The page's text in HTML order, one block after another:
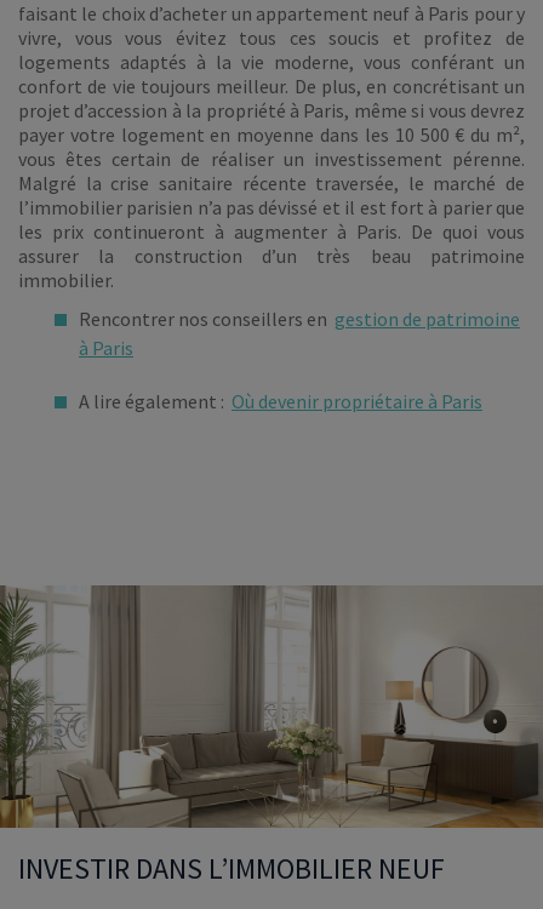
faisant le choix d’acheter un appartement neuf à Paris pour y
vivre, vous vous évitez tous ces soucis et profitez de
logements adaptés à la vie moderne, vous conférant un
confort de vie toujours meilleur. De plus, en concrétisant un
projet d’accession à la propriété à Paris, même si vous devrez
payer votre logement en moyenne dans les 10 500 € du m²,
vous êtes certain de réaliser un investissement pérenne.
Malgré la crise sanitaire récente traversée, le marché de
l’immobilier parisien n’a pas dévissé et il est fort à parier que
les prix continueront à augmenter à Paris. De quoi vous
assurer la construction d’un très beau patrimoine
immobilier.
Rencontrer nos conseillers en gestion de patrimoine
à Paris
A lire également : Où devenir propriétaire à Paris
INVESTIR DANS L’IMMOBILIER NEUF